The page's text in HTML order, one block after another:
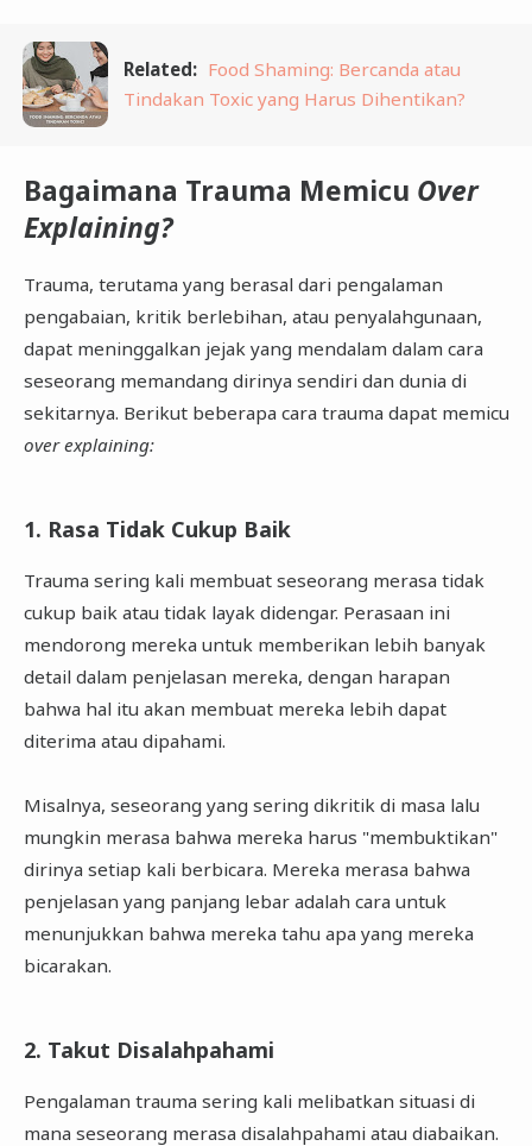
Related: Food Shaming: Bercanda atau
Tindakan Toxic yang Harus Dihentikan?
Bagaimana Trauma Memicu Over
Explaining?
Trauma, terutama yang berasal dari pengalaman
pengabaian, kritik berlebihan, atau penyalahgunaan,
dapat meninggalkan jejak yang mendalam dalam cara
seseorang memandang dirinya sendiri dan dunia di
sekitarnya. Berikut beberapa cara trauma dapat memicu
over explaining:
1. Rasa Tidak Cukup Baik
Trauma sering kali membuat seseorang merasa tidak
cukup baik atau tidak layak didengar. Perasaan ini
mendorong mereka untuk memberikan lebih banyak
detail dalam penjelasan mereka, dengan harapan
bahwa hal itu akan membuat mereka lebih dapat
diterima atau dipahami.
Misalnya, seseorang yang sering dikritik di masa lalu
mungkin merasa bahwa mereka harus "membuktikan"
dirinya setiap kali berbicara. Mereka merasa bahwa
penjelasan yang panjang lebar adalah cara untuk
menunjukkan bahwa mereka tahu apa yang mereka
bicarakan.
2. Takut Disalahpahami
Pengalaman trauma sering kali melibatkan situasi di
mana seseorang merasa disalahpahami atau diabaikan.